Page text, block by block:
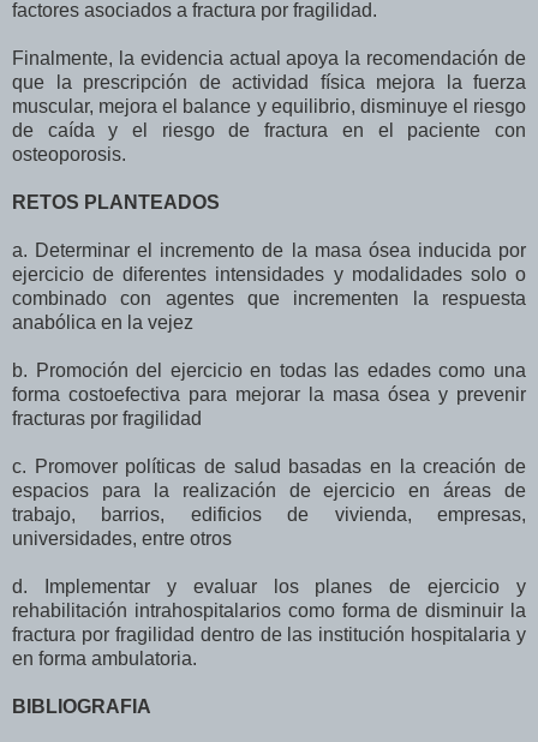
factores asociados a fractura por fragilidad.
Finalmente, la evidencia actual apoya la recomendación de
que la prescripción de actividad física mejora la fuerza
muscular, mejora el balance y equilibrio, disminuye el riesgo
de caída y el riesgo de fractura en el paciente con
osteoporosis.
RETOS PLANTEADOS
a. Determinar el incremento de la masa ósea inducida por
ejercicio de diferentes intensidades y modalidades solo o
combinado con agentes que incrementen la respuesta
anabólica en la vejez
b. Promoción del ejercicio en todas las edades como una
forma costoefectiva para mejorar la masa ósea y prevenir
fracturas por fragilidad
c. Promover políticas de salud basadas en la creación de
espacios para la realización de ejercicio en áreas de
trabajo, barrios, edificios de vivienda, empresas,
universidades, entre otros
d. Implementar y evaluar los planes de ejercicio y
rehabilitación intrahospitalarios como forma de disminuir la
fractura por fragilidad dentro de las institución hospitalaria y
en forma ambulatoria.
BIBLIOGRAFIA